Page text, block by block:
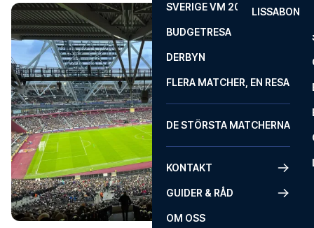
LISSABON
SVERIGE VM 2026
BUDGETRESA
DERBYN
FLERA MATCHER, EN RESA
DE STÖRSTA MATCHERNA
KONTAKT
GUIDER & RÅD
OM OSS